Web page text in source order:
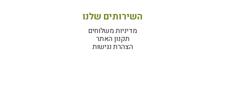
השירותים שלנו
מדיניות משלוחים
תקנון האתר
הצהרת נגישות